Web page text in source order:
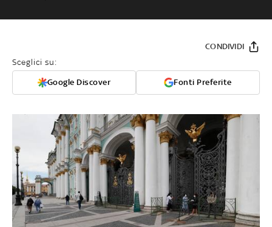
Sceglici su:
Google Discover Fonti Preferite
CONDIVIDI